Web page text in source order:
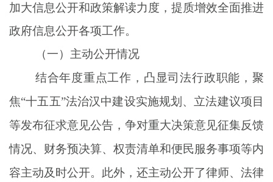
加大信息公开和政策解读力度，提质增效全面推进
政府信息公开各项工作。
（一） 主动公开情况
结合年度重点工作，凸显司法行政职能，聚
焦“十五五”法治汉中建设实施规划、 立法建议项目
等发布征求意见公告， 争对重大决策意见征集反馈
情况、 财务预决算、 权责清单和便民服务事项等内
容主动及时公开。 此外，还主动公开了律师、法律